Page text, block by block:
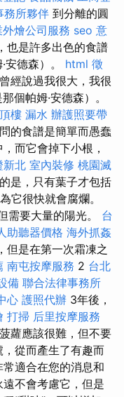
務所夥伴 到分離的圓
燴公司服務 seo 意
也是許多出色的食譜
安德森）。 html 徵
經說過我很大，我很
個帕姆·安德森）。
頂樓 漏水 辦護照要帶
的食譜是簡單而愚蠢
而它會掉下小根，
新北 室內裝修 桃園滅
是，只有葉子才包括
它很快就會腐爛。
需要大量的陽光。 台
助聽器價格 海外抓姦
但是在第一次霜凍之
南屯按摩服務 2 台北
備 聯合法律事務所
心 護照代辦 3年後，
打掃 后里按摩服務
蘿應該很難，但不要
從而產生了有趣而
適合在您的消息和
不會考慮它，但是